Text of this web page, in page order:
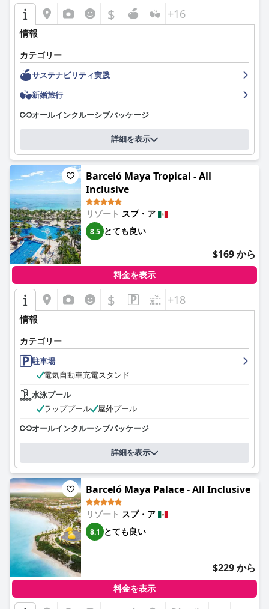
$ +16
情報
カテゴリー
サステナビリティ実践
新婚旅行
オールインクルーシブパッケージ
詳細を表示
Barceló Maya Tropical - All
Inclusive
リゾート スプ・ア
8.5 とても良い
$169 から
料金を表示
$ +18
情報
カテゴリー
駐車場
電気自動車充電スタンド
水泳プール
ラッププール
屋外プール
オールインクルーシブパッケージ
詳細を表示
Barceló Maya Palace - All Inclusive
リゾート スプ・ア
8.1 とても良い
$229 から
料金を表示